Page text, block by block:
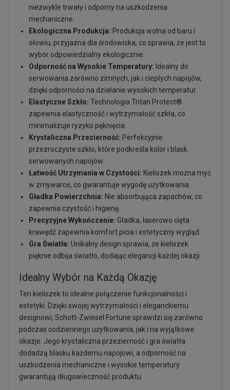
niezwykle trwały i odporny na uszkodzenia
mechaniczne.
Ekologiczna Produkcja: Produkcja wolna od baru i
ołowiu, przyjazna dla środowiska, co sprawia, że jest to
wybór odpowiedzialny ekologicznie.
Odporność na Wysokie Temperatury: Idealny do
serwowania zarówno zimnych, jak i ciepłych napojów,
dzięki odporności na działanie wysokich temperatur.
Elastyczne Szkło: Technologia Tritan Protect®
zapewnia elastyczność i wytrzymałość szkła, co
minimalizuje ryzyko pęknięcia.
Krystaliczna Przezierność: Perfekcyjnie
przezroczyste szkło, które podkreśla kolor i blask
serwowanych napojów.
Łatwość Utrzymania w Czystości: Kieliszek można myć
w zmywarce, co gwarantuje wygodę użytkowania.
Gładka Powierzchnia: Nie absorbująca zapachów, co
zapewnia czystość i higienę.
Precyzyjne Wykończenie: Gładka, laserowo cięta
krawędź zapewnia komfort picia i estetyczny wygląd.
Gra Światła: Unikalny design sprawia, że kieliszek
pięknie odbija światło, dodając elegancji każdej okazji.
Idealny Wybór na Każdą Okazję
Ten kieliszek to idealne połączenie funkcjonalności i
estetyki. Dzięki swojej wytrzymałości i eleganckiemu
designowi, Schott-Zwiesel Fortune sprawdzi się zarówno
podczas codziennego użytkowania, jak i na wyjątkowe
okazje. Jego krystaliczna przezierność i gra światła
dodadzą blasku każdemu napojowi, a odporność na
uszkodzenia mechaniczne i wysokie temperatury
gwarantują długowieczność produktu.